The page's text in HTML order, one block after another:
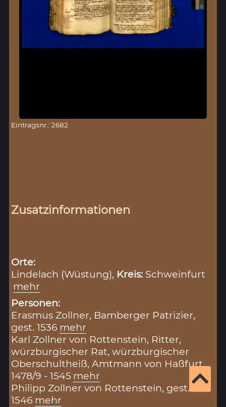
Eintragsnr.: 2682
Zusatzinformationen
Orte:
Lindelach (Wüstung), Kreis: Schweinfurt
mehr
Personen:
Erasmus Zollner, Bamberger Patrizier,
gest. 1536 mehr
Karl Zollner von Rottenstein, Ritter,
würzburgischer Rat, würzburgischer
Oberschultheiß, Amtmann von Haßfurt,
1478/9 - 1545 mehr
Philipp Zollner von Rottenstein, gest.
1546 mehr